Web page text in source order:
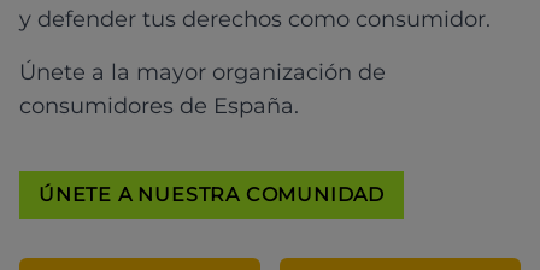
y defender tus derechos como consumidor.
Únete a la mayor organización de
consumidores de España.
ÚNETE A NUESTRA COMUNIDAD